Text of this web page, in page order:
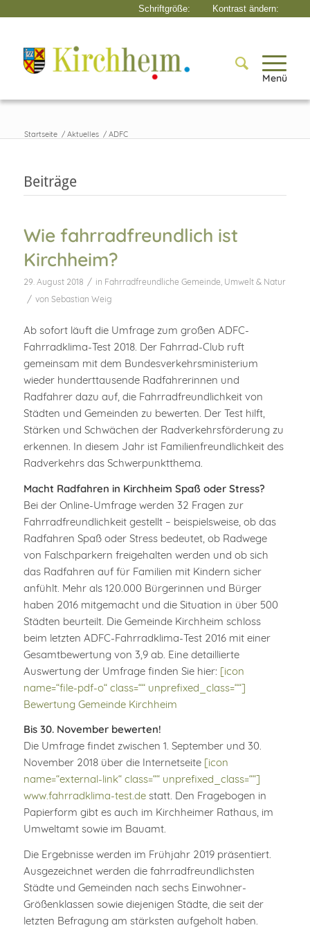
Menü
Startseite / Aktuelles / ADFC
Beiträge
Wie fahrradfreundlich ist
Kirchheim?
29. August 2018 / in Fahrradfreundliche Gemeinde, Umwelt & Natur
/ von Sebastian Weig
Ab sofort läuft die Umfrage zum großen ADFC-
Fahrradklima-Test 2018. Der Fahrrad-Club ruft
gemeinsam mit dem Bundesverkehrsministerium
wieder hunderttausende Radfahrerinnen und
Radfahrer dazu auf, die Fahrradfreundlichkeit von
Städten und Gemeinden zu bewerten. Der Test hilft,
Stärken und Schwächen der Radverkehrsförderung zu
erkennen. In diesem Jahr ist Familienfreundlichkeit des
Radverkehrs das Schwerpunktthema.
Macht Radfahren in Kirchheim Spaß oder Stress?
Bei der Online-Umfrage werden 32 Fragen zur
Fahrradfreundlichkeit gestellt – beispielsweise, ob das
Radfahren Spaß oder Stress bedeutet, ob Radwege
von Falschparkern freigehalten werden und ob sich
das Radfahren auf für Familien mit Kindern sicher
anfühlt. Mehr als 120.000 Bürgerinnen und Bürger
haben 2016 mitgemacht und die Situation in über 500
Städten beurteilt. Die Gemeinde Kirchheim schloss
beim letzten ADFC-Fahrradklima-Test 2016 mit einer
Gesamtbewertung von 3,9 ab. Eine detaillierte
Auswertung der Umfrage finden Sie hier: [icon
name=“file-pdf-o“ class=““ unprefixed_class=““]
Bewertung Gemeinde Kirchheim
Bis 30. November bewerten!
Die Umfrage findet zwischen 1. September und 30.
November 2018 über die Internetseite [icon
name=“external-link“ class=““ unprefixed_class=““]
www.fahrradklima-test.destatt. Den Fragebogen in
Papierform gibt es auch im Kirchheimer Rathaus, im
Umweltamt sowie im Bauamt.
Die Ergebnisse werden im Frühjahr 2019 präsentiert.
Ausgezeichnet werden die fahrradfreundlichsten
Städte und Gemeinden nach sechs Einwohner-
Größenklassen sowie diejenigen Städte, die seit der
letzten Befragung am stärksten aufgeholt haben.